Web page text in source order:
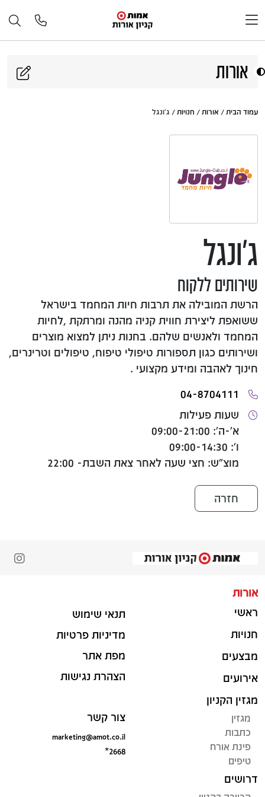
אורות
עמוד הבית / אורות / חנויות / ג'ונגל
ג'ונגל
שירותים ללקוח
הרשת המובילה את תרבות חיות המחמד בישראל
ששואפת ליצירת חווית קניה מהנה ומרתקת ,לחיות
המחמד ולאנשים שלהם. בחנות ניתן למצוא מוצרים
ושירותים כגון תספורות טיפולי טיפוח, טיפולים וטרינרים,
חינוך לאהבה ומידע מקצועי .
04-8704111
שעות פעילות
א'-ה': 09:00-21:00
ו': 09:00-14:30
מוצ"ש: חצי שעה לאחר צאת השבת- 22:00
חזרה
אורות
ראשי
חנויות
מבצעים
אירועים
מגזין הקניון
מגזין
כתבות
פינת אורח
טיפים
דרושים
תנאי שימוש
מדיניות פרטיות
מפת אתר
הצהרת נגישות
צור קשר
marketing@amot.co.il
*2668